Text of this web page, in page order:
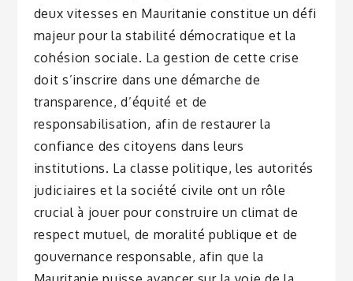
deux vitesses en Mauritanie constitue un défi
majeur pour la stabilité démocratique et la
cohésion sociale. La gestion de cette crise
doit s’inscrire dans une démarche de
transparence, d’équité et de
responsabilisation, afin de restaurer la
confiance des citoyens dans leurs
institutions. La classe politique, les autorités
judiciaires et la société civile ont un rôle
crucial à jouer pour construire un climat de
respect mutuel, de moralité publique et de
gouvernance responsable, afin que la